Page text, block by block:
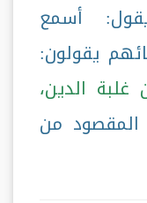
يقول: أسمع
يقولون:
الدين،
من